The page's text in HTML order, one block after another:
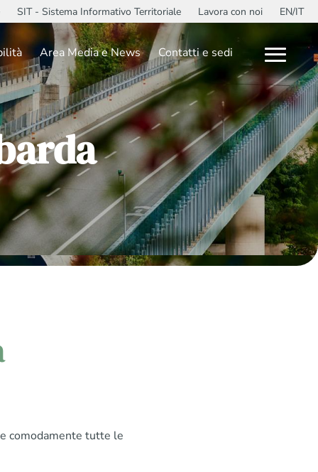
SIT - Sistema Informativo Territoriale Lavora con noi EN/IT
Area Media e News Contatti e sedi
comodamente tutte le